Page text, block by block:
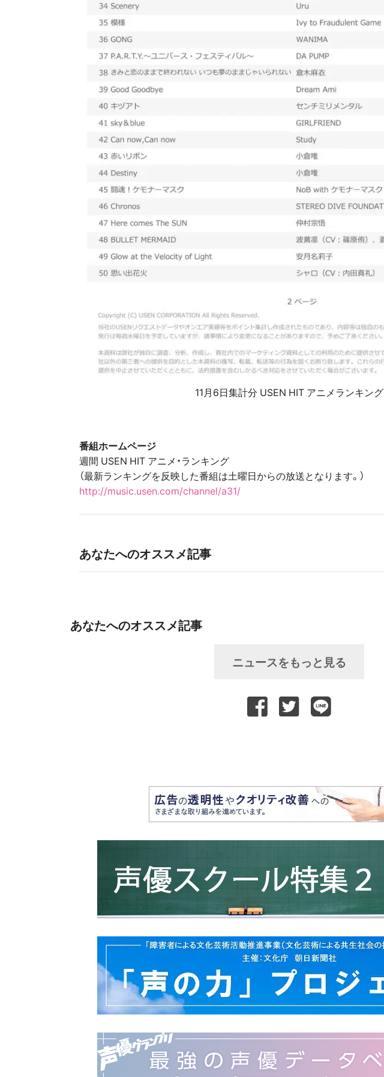
11月6日集計分 USEN HIT アニメランキング
番組ホームページ
週間 USEN HIT アニメ・ランキング
（最新ランキングを反映した番組は土曜日からの放送となります。）
http://music.usen.com/channel/a31/
あなたへのオススメ記事
あなたへのオススメ記事
ニュースをもっと見る